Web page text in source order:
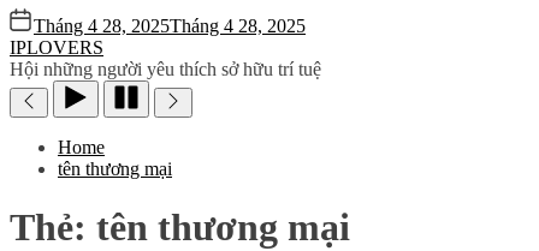
Tháng 4 28, 2025Tháng 4 28, 2025
IPLOVERS
Hội những người yêu thích sở hữu trí tuệ
Home
tên thương mại
Thẻ: tên thương mại